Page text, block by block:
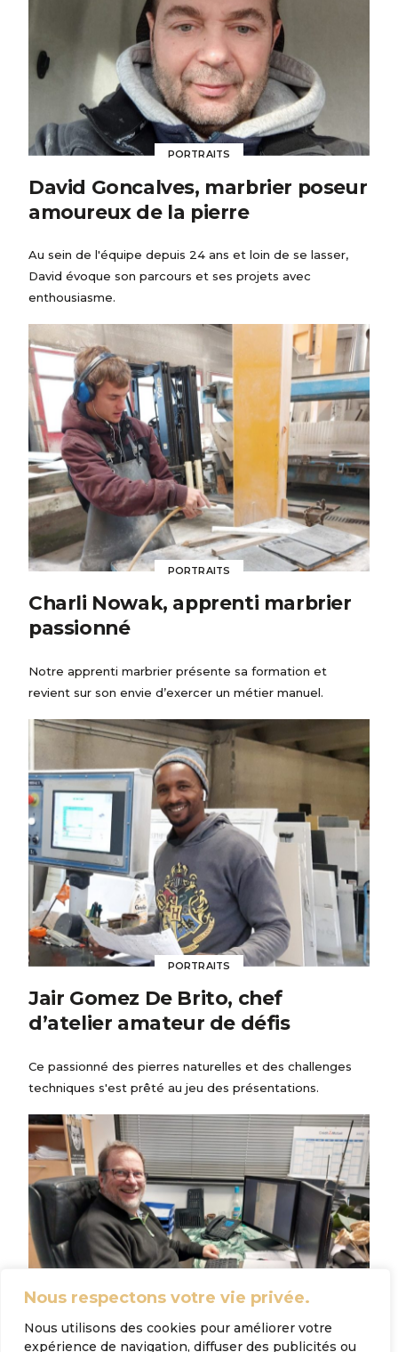
Nous respectons votre vie privée.
Nous utilisons des cookies pour améliorer votre
expérience de navigation, diffuser des publicités ou
PORTRAITS
David Goncalves, marbrier poseur
amoureux de la pierre
Au sein de l'équipe depuis 24 ans et loin de se lasser,
David évoque son parcours et ses projets avec
enthousiasme.
PORTRAITS
Charli Nowak, apprenti marbrier
passionné
Notre apprenti marbrier présente sa formation et
revient sur son envie d’exercer un métier manuel.
PORTRAITS
Jair Gomez De Brito, chef
d’atelier amateur de défis
Ce passionné des pierres naturelles et des challenges
techniques s'est prêté au jeu des présentations.